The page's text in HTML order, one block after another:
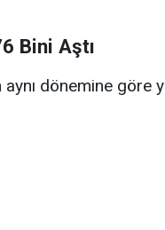
Bini Aştı
aynı dönemine göre